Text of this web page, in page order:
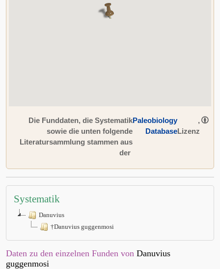
Die Funddaten, die Systematik
sowie die unten folgende
Literatursammlung stammen aus
der
Paleobiology
Database
,
Lizenz
Systematik
Danuvius
†Danuvius guggenmosi
Daten zu den einzelnen Funden von Danuvius
guggenmosi